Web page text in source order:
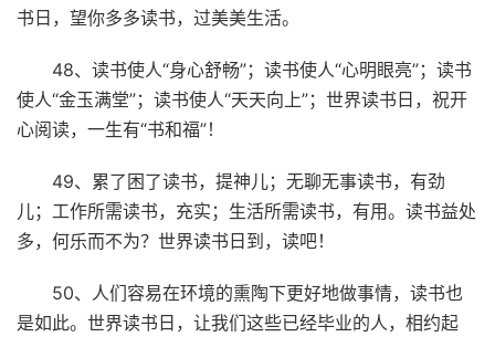
书日，望你多多读书，过美美生活。
48、读书使人“身心舒畅”；读书使人“心明眼亮”；读书
使人“金玉满堂”；读书使人“天天向上”；世界读书日，祝开
心阅读，一生有“书和福”！
49、累了困了读书，提神儿；无聊无事读书，有劲
儿；工作所需读书，充实；生活所需读书，有用。读书益处
多，何乐而不为？世界读书日到，读吧！
50、人们容易在环境的熏陶下更好地做事情，读书也
是如此。世界读书日，让我们这些已经毕业的人，相约起